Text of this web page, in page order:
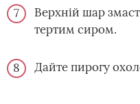
Верхній шар
тертим сиром.
Дайте пирогу